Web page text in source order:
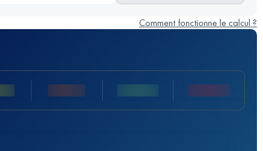
Comment fonctionne le calcul ?